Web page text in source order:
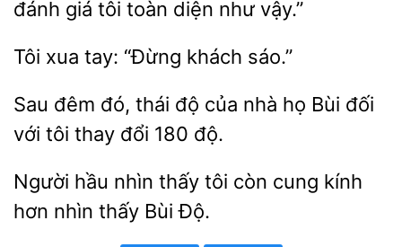
đánh giá tôi
diện như
Tôi tay: khách
Sau đêm đó,
độ của nhà họ Bùi đối
thay đổi 180 độ.
Người hầu nhìn thấy tôi còn
kính
nhìn thấy
Độ.